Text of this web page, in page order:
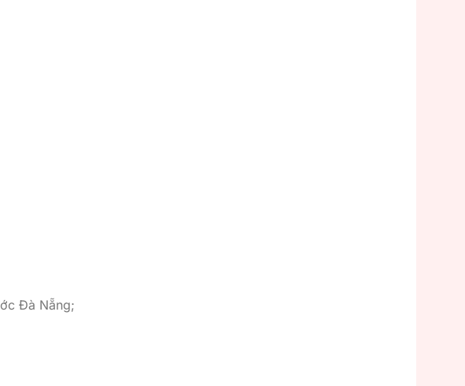
Đà Nẵng;